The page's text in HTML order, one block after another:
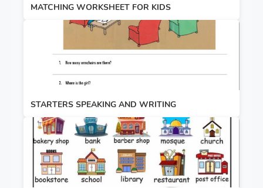
MATCHING WORKSHEET FOR KIDS
STARTERS SPEAKING AND WRITING